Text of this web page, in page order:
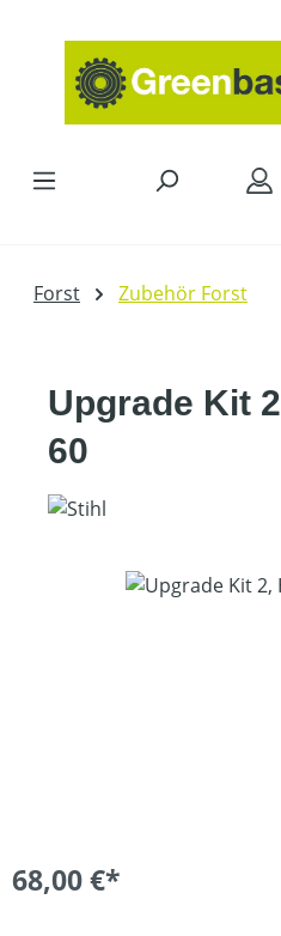
Forst Zubehör Forst
Upgrade Kit
60
Bildergalerie überspringen
68,00 €*